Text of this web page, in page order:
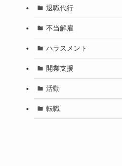
退職代行
不当解雇
ハラスメント
開業支援
活動
転職